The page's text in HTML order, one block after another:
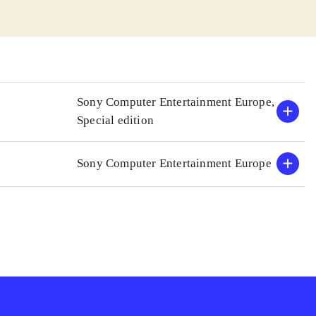
samle
At spille
single
Sony Computer Entertainment Europe,
Special edition
Sony Computer Entertainment Europe